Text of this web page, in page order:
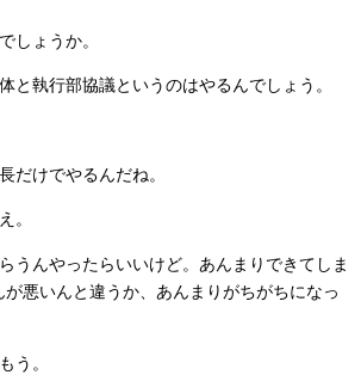
しょうか。
と執行部協議というのはやるんでしょう。
だけでやるんだね。
。
うんやったらいいけど。あんまりできてしま
が悪いんと違うか、あんまりがちがちになっ
う。